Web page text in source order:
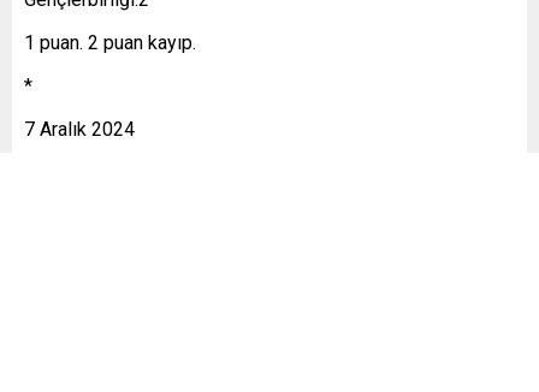
1 puan. 2 puan kayıp.
*
7 Aralık 2024